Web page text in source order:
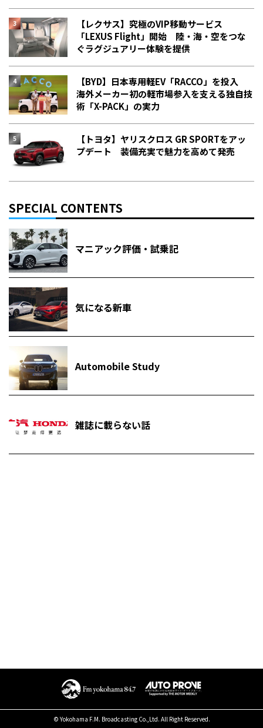
【レクサス】究極のVIP移動サービス
「LEXUS Flight」開始 陸・海・空をつな
ぐラグジュアリー体験を提供
【BYD】日本専用軽EV「RACCO」を投入
海外メーカー初の軽市場参入を支える独自技
術「X-PACK」の実力
【トヨタ】ヤリスクロス GR SPORTをアッ
プデート 装備充実で魅力を高めて発売
SPECIAL CONTENTS
マニアック評価・試乗記
気になる新車
Automobile Study
雑誌に載らない話
© Yokohama F.M. Broadcasting Co.,Ltd. All Right Reserved.